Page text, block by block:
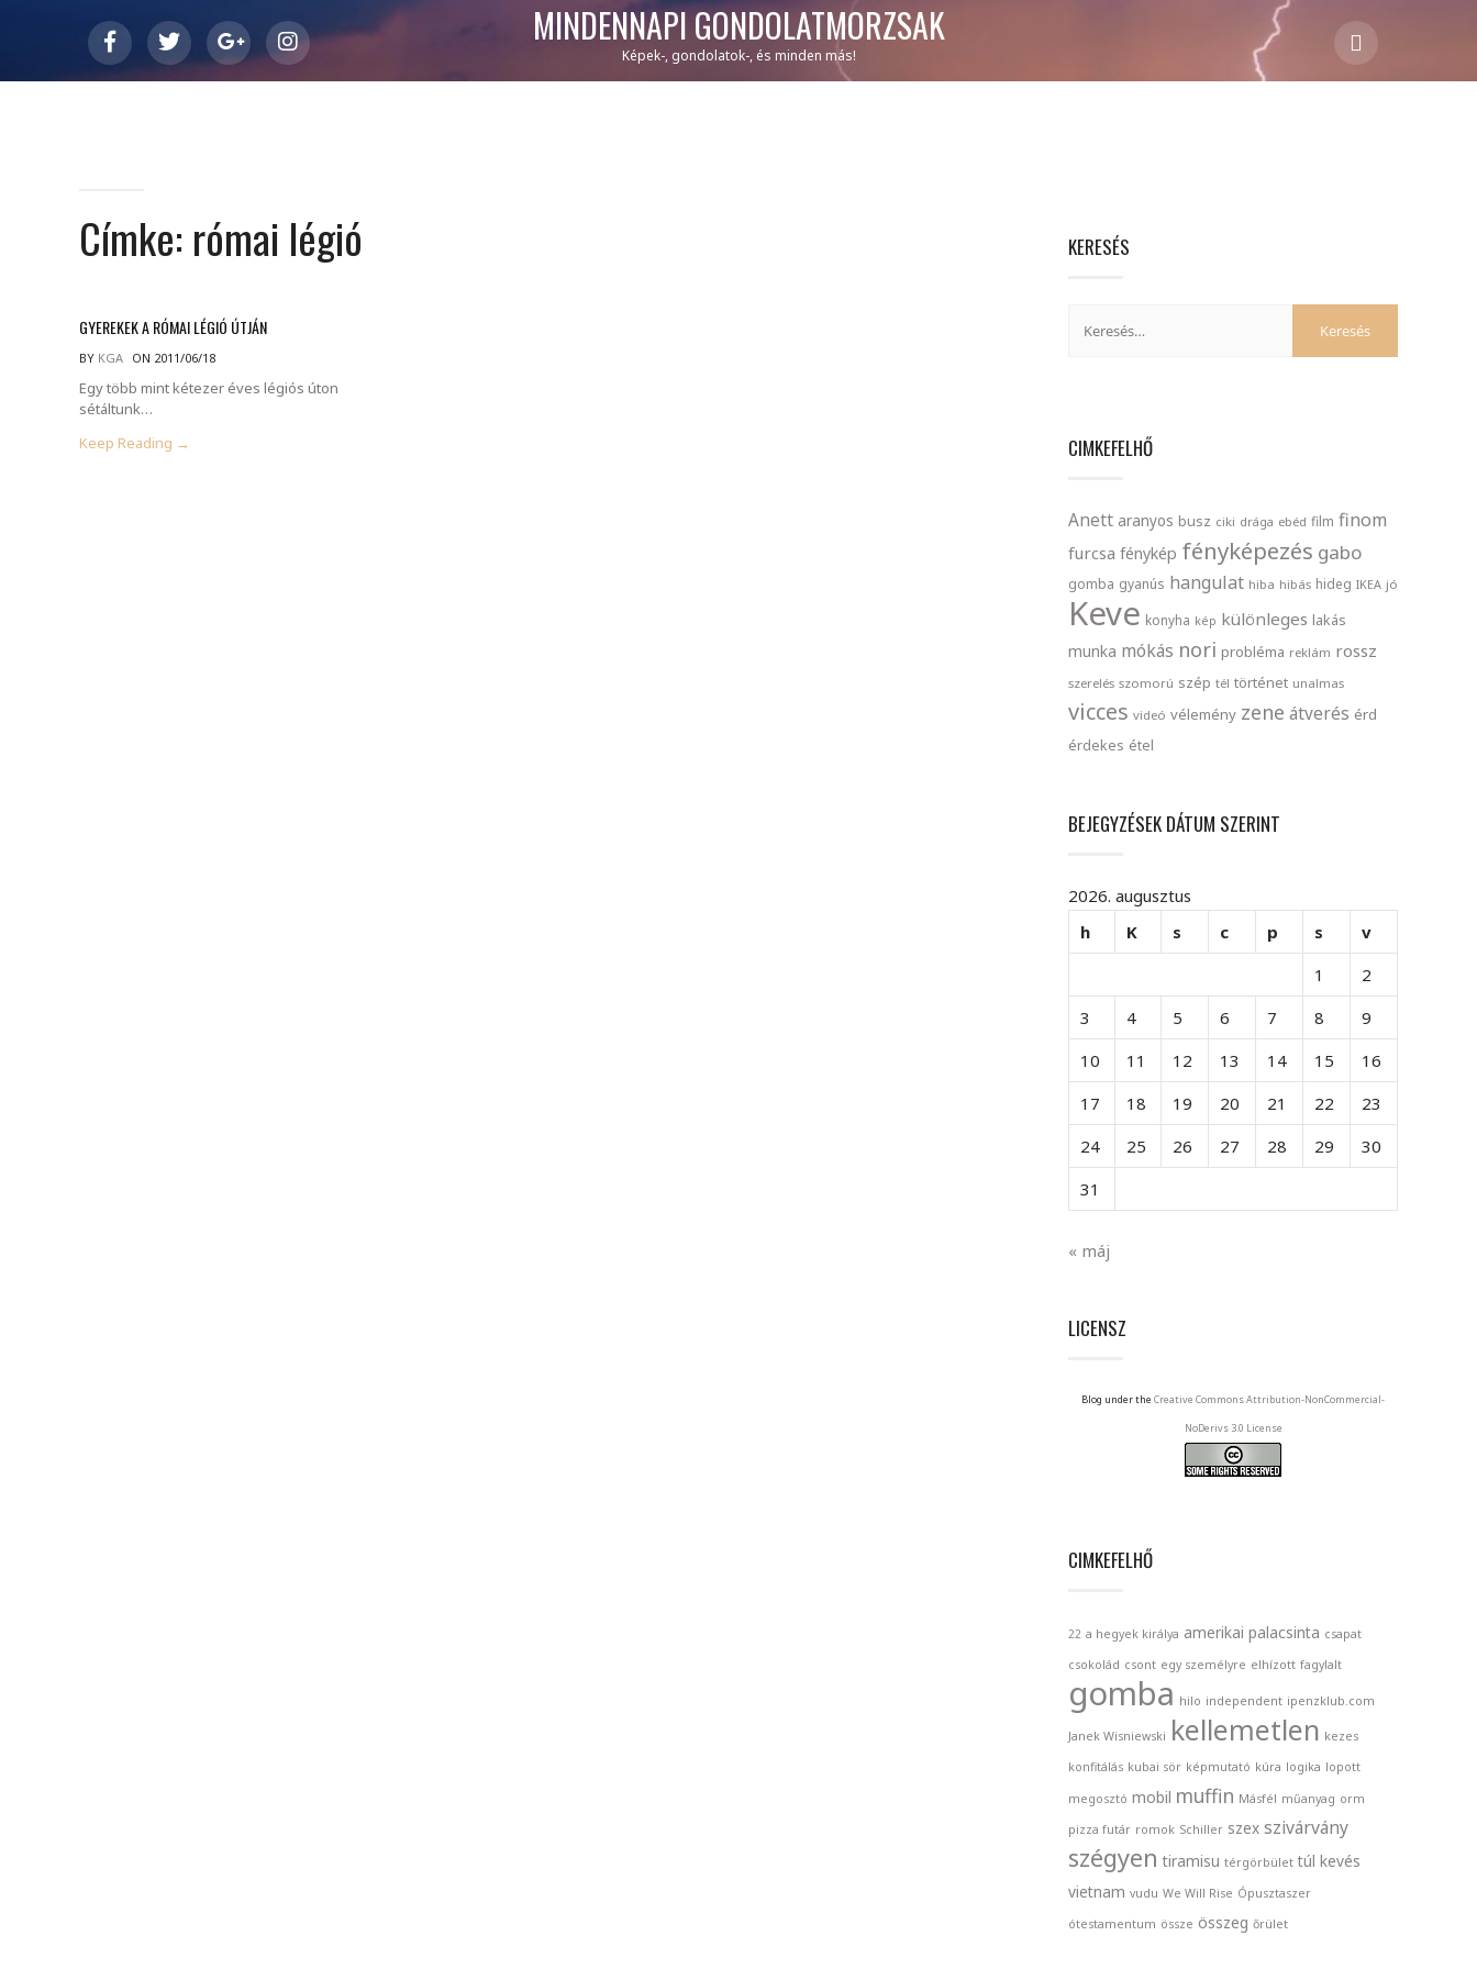
MINDENNAPI GONDOLATMORZSÁK
Képek-, gondolatok-, és minden más!
Címke: római légió
GYEREKEK A RÓMAI LÉGIÓ ÚTJÁN
BY KGA ON 2011/06/18
Egy több mint kétezer éves légiós úton
sétáltunk…
Keep Reading →
KERESÉS
CIMKEFELHŐ
Anett aranyos busz ciki drága ebéd film finom
furcsa fénykép fényképezés gabo
gomba gyanús hangulat hiba hibás hideg IKEA jó
Keve konyha kép különleges lakás
munka mókás nori probléma reklám rossz
szerelés szomorú szép tél történet unalmas
vicces videó vélemény zene átverés érd
érdekes étel
BEJEGYZÉSEK DÁTUM SZERINT
2026. augusztus
h
K s c p s
v
1
2
3
4 5 6 7 8
9
10
11 12 13 14 15
16
17
18 19 20 21 22
23
24
25 26 27 28 29
30
31
« máj
LICENSZ
Blog under the Creative Commons Attribution-NonCommercial-
NoDerivs 3.0 License
CIMKEFELHŐ
22 a hegyek királya amerikai palacsinta csapat
csokolád csont egy személyre elhízott fagylalt
gomba hilo independent ipenzklub.com
Janek Wisniewski kellemetlen kezes
konfitálás kubai sör képmutató kúra logika lopott
megosztó mobil muffin Másfél műanyag orm
pizza futár romok Schiller szex szivárvány
szégyen tiramisu térgörbület túl kevés
vietnam vudu We Will Rise Ópusztaszer
ótestamentum össze összeg őrület